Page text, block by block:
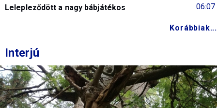
06:07
Lelepleződött a nagy bábjátékos
Korábbiak...
Interjú